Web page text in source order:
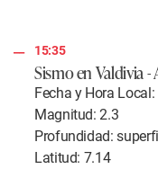
15:35
Sismo en Valdivia
Fecha y Hora
Magnitud: 2.3
Profundidad:
Latitud: 7.14